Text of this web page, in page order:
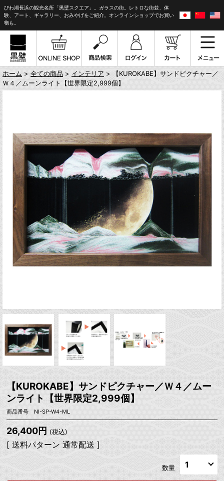
びわ湖長浜の観光名所「黒壁スクエア」。ガラスの街。レトロな街並、体
験、アート、ギャラリー、おみやげをご紹介。オンラインショップでお買い
物も。
ホーム > 全ての商品 > インテリア > 【KUROKABE】サンドピクチャー／
Ｗ４／ムーンライト【世界限定2,999個】
【KUROKABE】サンドピクチャー／Ｗ４／ムー
ンライト【世界限定2,999個】
商品番号 NI-SP-W4-ML
26,400円 (税込)
[ 送料パターン 通常配送 ]
数量